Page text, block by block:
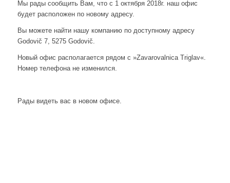
Мы рады сообщить Вам, что с 1 октября 2018г. наш офис
будет расположен по новому адресу.
Вы можете найти нашу компанию по доступному адресу
Godovič 7, 5275 Godovič.
Новый офис располагается рядом с »Zavarovalnica Triglav«.
Номер телефона не изменился.
Рады видеть вас в новом офисе.